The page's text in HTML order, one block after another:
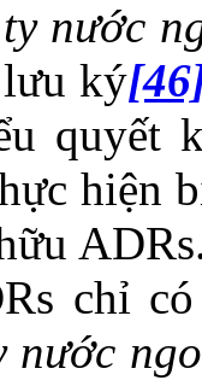
nước
ký
quyết
hiện
chỉ
nước